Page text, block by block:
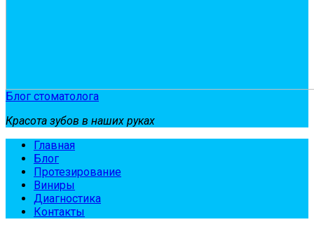
Блог стоматолога
Красота зубов в наших руках
Главная
Блог
Протезирование
Виниры
Диагностика
Контакты